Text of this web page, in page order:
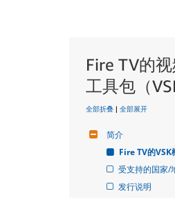
Fire TV的
工具包（
全部折叠 | 全部展开
简介
Fire TV的VSK
受支持的国家/
发行说明